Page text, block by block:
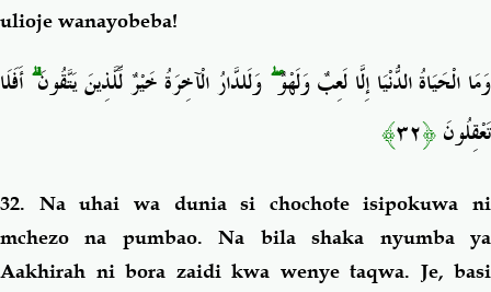
ulioje wanayobeba!
وَمَا الْحَيَاةُ الدُّنْيَا إِلَّا لَعِبٌ وَلَهْوٌۖ وَلَلدَّارُ الْآخِرَةُ خَيْرٌ لِّلَّذِينَ يَتَّقُونَۗأَفَلَا
تَعْقِلُونَ﴿٣٢﴾
32. Na uhai wa dunia si chochote isipokuwa ni
mchezo na pumbao. Na bila shaka nyumba ya
Aakhirah ni bora zaidi kwa wenye taqwa. Je, basi